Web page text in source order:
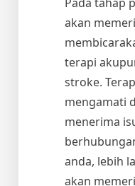
akan
terapi
stroke.
mengamati
menerima
anda, lebih
akan